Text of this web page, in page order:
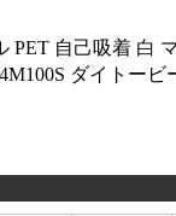
PET 自己吸着 白
ダイトービ